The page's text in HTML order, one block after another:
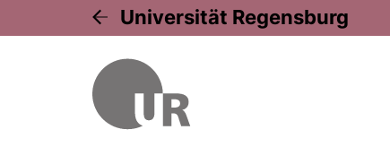
Universität Regensburg